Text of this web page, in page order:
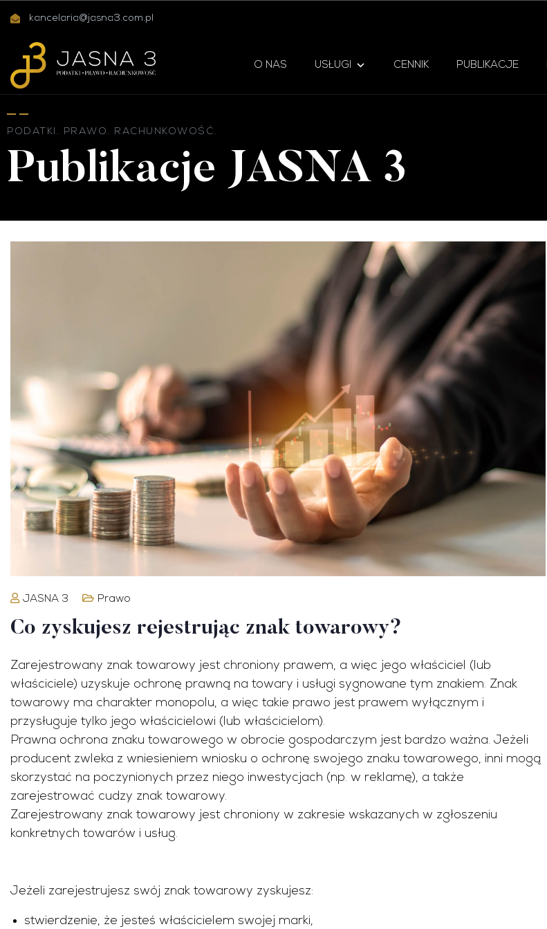
kancelaria@jasna3.com.pl
O NAS USŁUGI CENNIK PUBLIKACJE
PODATKI. PRAWO. RACHUNKOWOŚĆ.
Publikacje JASNA 3
JASNA 3 Prawo
Co zyskujesz rejestrując znak towarowy?
Zarejestrowany znak towarowy jest chroniony prawem, a więc jego właściciel (lub
właściciele) uzyskuje ochronę prawną na towary i usługi sygnowane tym znakiem. Znak
towarowy ma charakter monopolu, a więc takie prawo jest prawem wyłącznym i
przysługuje tylko jego właścicielowi (lub właścicielom).
Prawna ochrona znaku towarowego w obrocie gospodarczym jest bardzo ważna. Jeżeli
producent zwleka z wniesieniem wniosku o ochronę swojego znaku towarowego, inni mogą
skorzystać na poczynionych przez niego inwestycjach (np. w reklamę), a także
zarejestrować cudzy znak towarowy.
Zarejestrowany znak towarowy jest chroniony w zakresie wskazanych w zgłoszeniu
konkretnych towarów i usług.
Jeżeli zarejestrujesz swój znak towarowy zyskujesz:
stwierdzenie, że jesteś właścicielem swojej marki,